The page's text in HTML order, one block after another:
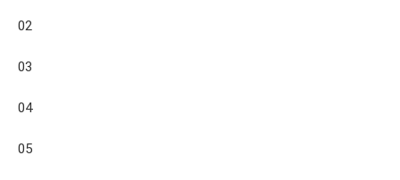
02
03
04
05